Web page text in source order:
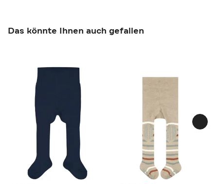
Das könnte Ihnen auch gefallen